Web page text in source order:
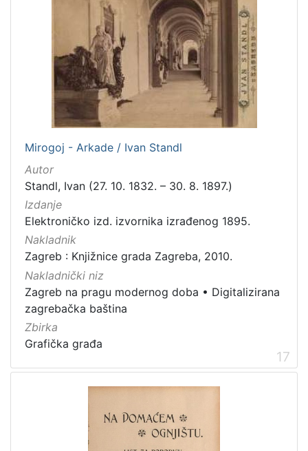
Mirogoj - Arkade / Ivan Standl
Autor
Standl, Ivan (27. 10. 1832. – 30. 8. 1897.)
Izdanje
Elektroničko izd. izvornika izrađenog 1895.
Nakladnik
Zagreb : Knjižnice grada Zagreba, 2010.
Nakladnički niz
Zagreb na pragu modernog doba • Digitalizirana
zagrebačka baština
Zbirka
Grafička građa
17